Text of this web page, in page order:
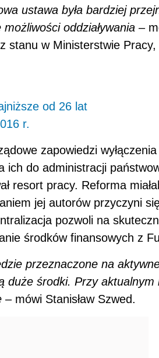
ustawa była bardziej
oddziaływania –
stanu w Ministerstwie
od 26 lat
r.
zapowiedzi
ich do administracji
resort pracy. Reforma
jej autorów przyczyni
pozwoli na
środków finansowych z
przeznaczone na
duże środki. Przy
– mówi Stanisław Szwed.